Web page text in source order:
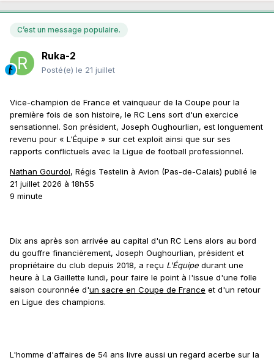
C’est un message populaire.
Ruka-2
Posté(e) le 21 juillet
Vice-champion de France et vainqueur de la Coupe pour la
première fois de son histoire, le RC Lens sort d'un exercice
sensationnel. Son président, Joseph Oughourlian, est longuement
revenu pour « L'Équipe » sur cet exploit ainsi que sur ses
rapports conflictuels avec la Ligue de football professionnel.
Nathan Gourdol, Régis Testelin à Avion (Pas-de-Calais) publié le
21 juillet 2026 à 18h55
9 minute
Dix ans après son arrivée au capital d'un RC Lens alors au bord
du gouffre financièrement, Joseph Oughourlian, président et
propriétaire du club depuis 2018, a reçu L'Équipe durant une
heure à La Gaillette lundi, pour faire le point à l'issue d'une folle
saison couronnée d'un sacre en Coupe de France et d'un retour
en Ligue des champions.
L'homme d'affaires de 54 ans livre aussi un regard acerbe sur la